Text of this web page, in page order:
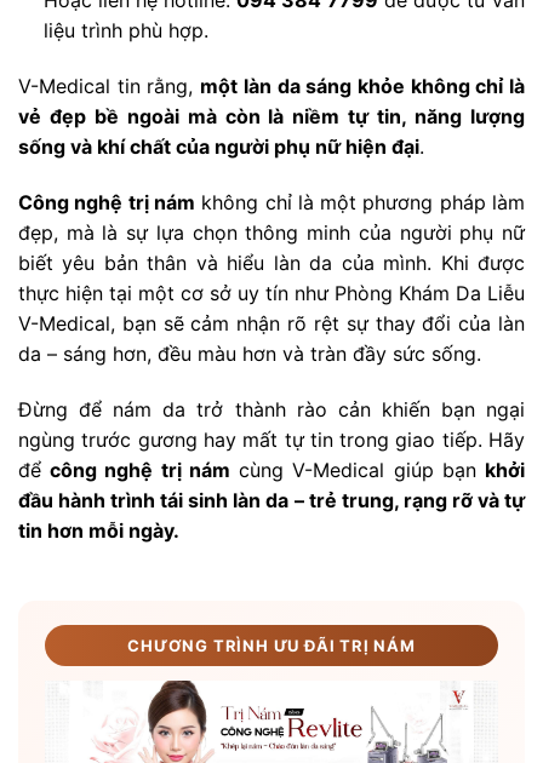
liệu trình phù hợp.
V-Medical tin rằng, một làn da sáng khỏe không chỉ là
vẻ đẹp bề ngoài mà còn là niềm tự tin, năng lượng
sống và khí chất của người phụ nữ hiện đại.
Công nghệ trị nám không chỉ là một phương pháp làm
đẹp, mà là sự lựa chọn thông minh của người phụ nữ
biết yêu bản thân và hiểu làn da của mình. Khi được
thực hiện tại một cơ sở uy tín như Phòng Khám Da Liễu
V-Medical, bạn sẽ cảm nhận rõ rệt sự thay đổi của làn
da – sáng hơn, đều màu hơn và tràn đầy sức sống.
Đừng để nám da trở thành rào cản khiến bạn ngại
ngùng trước gương hay mất tự tin trong giao tiếp. Hãy
đểcông nghệ trị nám cùng V-Medical giúp bạn khởi
đầu hành trình tái sinh làn da – trẻ trung, rạng rỡ và tự
tin hơn mỗi ngày.
CHƯƠNG TRÌNH ƯU ĐÃI TRỊ NÁM